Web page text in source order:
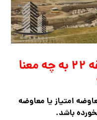
معاوضه امتیاز در منطقه ۲۲ به چه معنا
امتیاز یا معاوضه
باشد.